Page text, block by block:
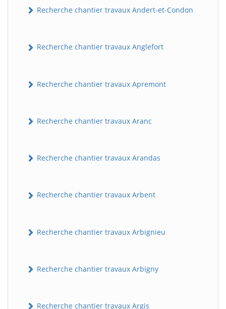
Recherche chantier travaux Andert-et-Condon
Recherche chantier travaux Anglefort
Recherche chantier travaux Apremont
Recherche chantier travaux Aranc
Recherche chantier travaux Arandas
Recherche chantier travaux Arbent
Recherche chantier travaux Arbignieu
Recherche chantier travaux Arbigny
Recherche chantier travaux Argis